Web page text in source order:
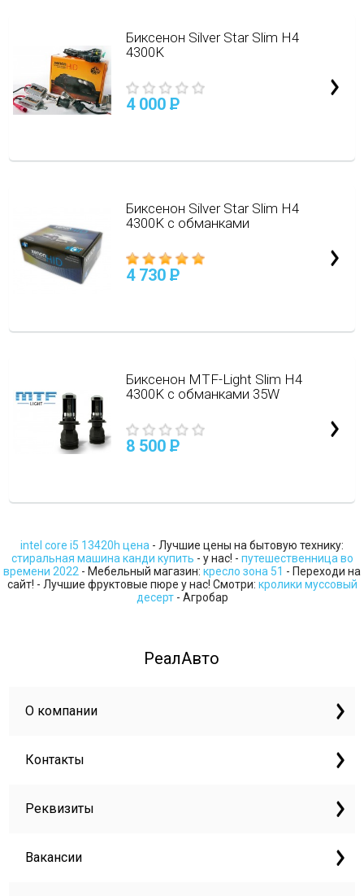
Биксенон Silver Star Slim H4
4300K
4 000 P
Биксенон Silver Star Slim H4
4300K с обманками
4 730 P
Биксенон MTF-Light Slim H4
4300K с обманками 35W
8 500 P
intel core i5 13420h цена - Лучшие цены на бытовую технику:
стиральная машина канди купить - у нас! - путешественница во
времени 2022 - Мебельный магазин: кресло зона 51 - Переходи на
сайт! - Лучшие фруктовые пюре у нас! Смотри: кролики муссовый
десерт- Агробар
РеалАвто
О компании
Контакты
Реквизиты
Вакансии